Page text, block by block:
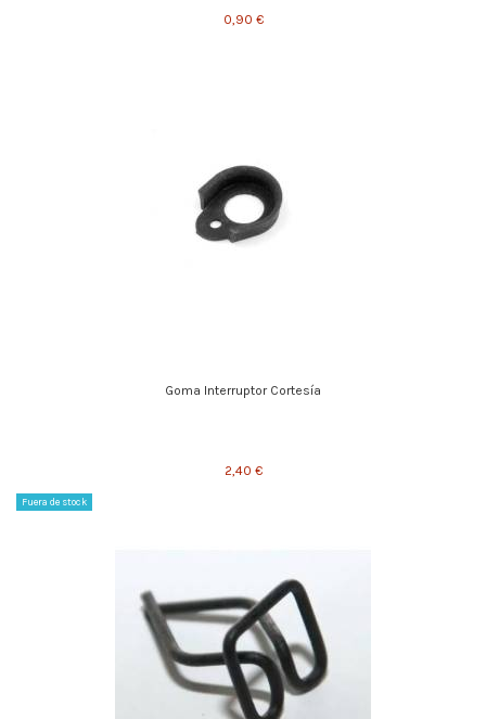
0,90 €
Goma Interruptor Cortesía
2,40 €
Fuera de stock